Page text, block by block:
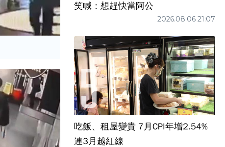
笑喊：想趕快當阿公
2026.08.06 21:07
吃飯、租屋變貴 7月CPI年增2.54%
連3月越紅線